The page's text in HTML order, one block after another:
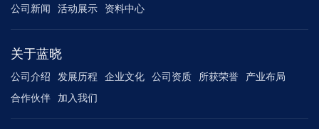
公司新闻 活动展示 资料中心
关于蓝晓
公司介绍 发展历程 企业文化 公司资质 所获荣誉 产业布局
合作伙伴 加入我们